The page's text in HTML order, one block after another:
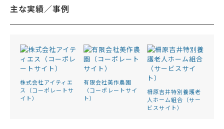
主な実績／事例
株式会社アイティエ
ス（コーポレートサ
イト）
有限会社美作農園
（コーポレートサイ
ト）
柵原吉井特別養護老
人ホーム組合（サー
ビスサイト）